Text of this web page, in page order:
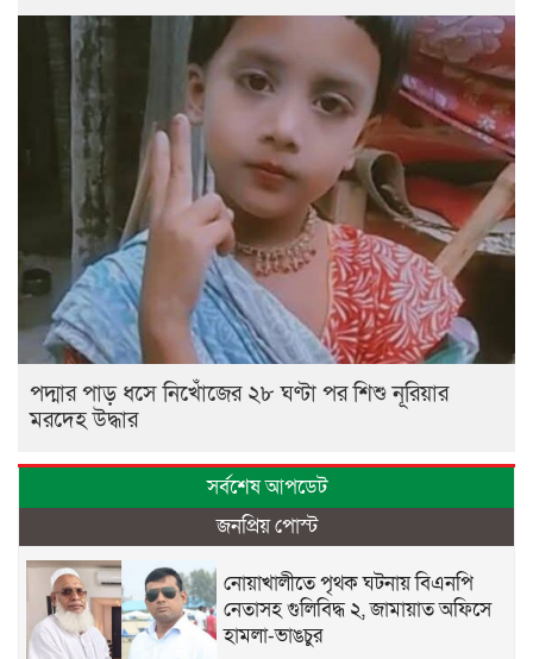
পদ্মার পাড় ধসে নিখোঁজের ২৮ ঘণ্টা পর শিশু নূরিয়ার
মরদেহ উদ্ধার
সর্বশেষ আপডেট
জনপ্রিয় পোস্ট
নোয়াখালীতে পৃথক ঘটনায় বিএনপি
নেতাসহ গুলিবিদ্ধ ২, জামায়াত অফিসে
হামলা-ভাঙচুর